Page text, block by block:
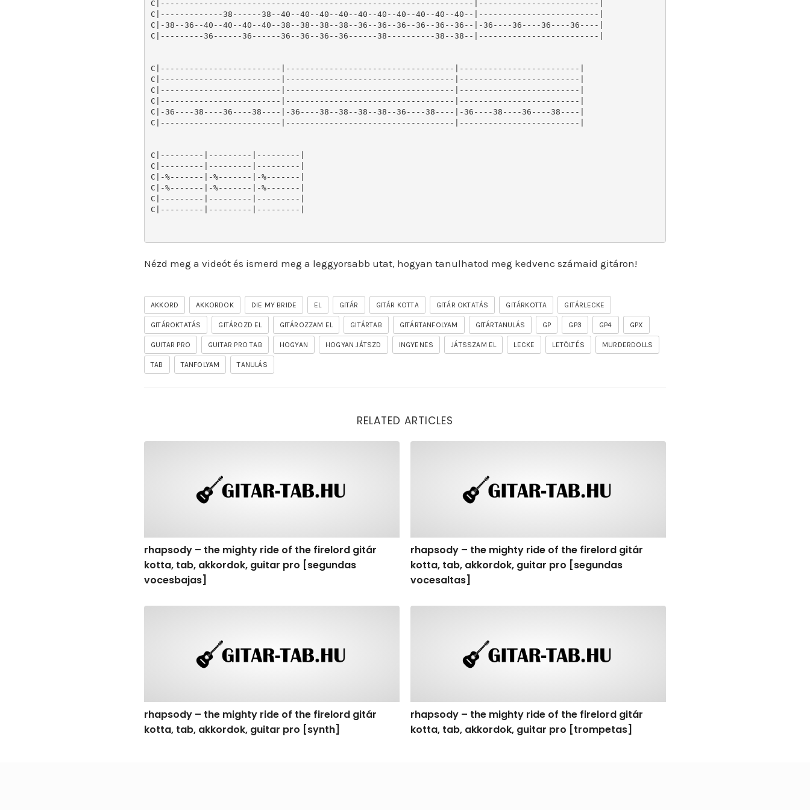
C|-----------------------------------------------------------------|-------------------------|
C|-------------38------38--40--40--40--40--40--40--40--40--40--40--|-------------------------|
C|-38--36--40--40--40--40--38--38--38--38--36--36--36--36--36--36--|-36----36----36----36----|
C|---------36------36------36--36--36--36------38----------38--38--|-------------------------|
C|-------------------------|-----------------------------------|-------------------------|
C|-------------------------|-----------------------------------|-------------------------|
C|-------------------------|-----------------------------------|-------------------------|
C|-------------------------|-----------------------------------|-------------------------|
C|-36----38----36----38----|-36----38--38--38--38--36----38----|-36----38----36----38----|
C|-------------------------|-----------------------------------|-------------------------|
C|---------|---------|---------|
C|---------|---------|---------|
C|-%-------|-%-------|-%-------|
C|-%-------|-%-------|-%-------|
C|---------|---------|---------|
C|---------|---------|---------|
Nézd meg a videót és ismerd meg a leggyorsabb utat, hogyan tanulhatod meg kedvenc számaid gitáron!
AKKORD AKKORDOK DIE MY BRIDE EL GITÁR GITÁR KOTTA GITÁR OKTATÁS GITÁRKOTTA GITÁRLECKE
GITÁROKTATÁS GITÁROZD EL GITÁROZZAM EL GITÁRTAB GITÁRTANFOLYAM GITÁRTANULÁS GP GP3 GP4 GPX
GUITAR PRO GUITAR PRO TAB HOGYAN HOGYAN JÁTSZD INGYENES JÁTSSZAM EL LECKE LETÖLTÉS MURDERDOLLS
TAB TANFOLYAM TANULÁS
RELATED ARTICLES
rhapsody – the mighty ride of the firelord gitár
kotta, tab, akkordok, guitar pro [segundas
vocesbajas]
rhapsody – the mighty ride of the firelord gitár
kotta, tab, akkordok, guitar pro [segundas
vocesaltas]
rhapsody – the mighty ride of the firelord gitár
kotta, tab, akkordok, guitar pro [synth]
rhapsody – the mighty ride of the firelord gitár
kotta, tab, akkordok, guitar pro [trompetas]